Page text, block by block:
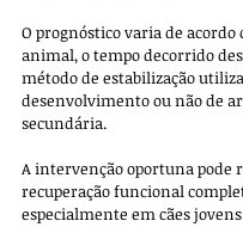
O prognóstico varia de acordo
animal, o tempo decorrido
método de estabilização
desenvolvimento ou não de
secundária.
A intervenção oportuna pode
recuperação funcional
especialmente em cães